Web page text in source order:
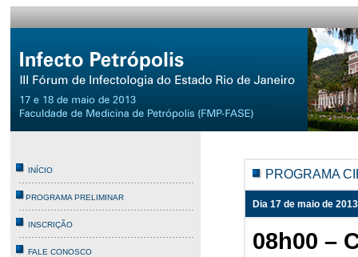
INÍCIO
PROGRAMA PRELIMINAR
INSCRIÇÃO
FALE CONOSCO
PROGRAMA
Dia 17 de maio de
08h00 –